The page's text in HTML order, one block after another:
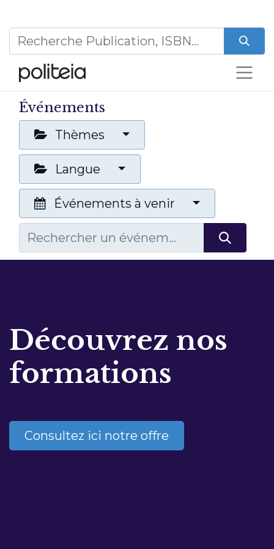
Événements
Thèmes
Langue
Événements à venir
Découvrez nos
formations
Consultez ici notre offre